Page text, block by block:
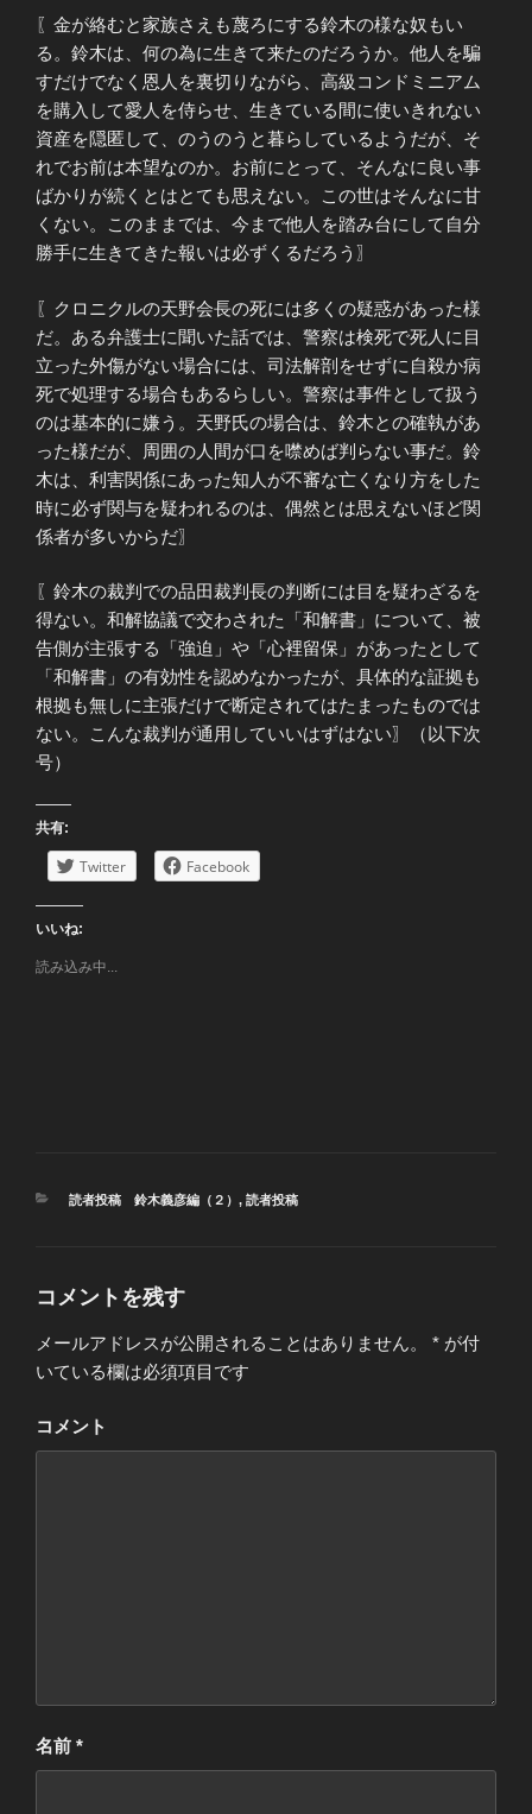
〖金が絡むと家族さえも蔑ろにする鈴木の様な奴もい
る。鈴木は、何の為に生きて来たのだろうか。他人を騙
すだけでなく恩人を裏切りながら、高級コンドミニアム
を購入して愛人を侍らせ、生きている間に使いきれない
資産を隠匿して、のうのうと暮らしているようだが、そ
れでお前は本望なのか。お前にとって、そんなに良い事
ばかりが続くとはとても思えない。この世はそんなに甘
くない。このままでは、今まで他人を踏み台にして自分
勝手に生きてきた報いは必ずくるだろう〗
〖クロニクルの天野会長の死には多くの疑惑があった様
だ。ある弁護士に聞いた話では、警察は検死で死人に目
立った外傷がない場合には、司法解剖をせずに自殺か病
死で処理する場合もあるらしい。警察は事件として扱う
のは基本的に嫌う。天野氏の場合は、鈴木との確執があ
った様だが、周囲の人間が口を噤めば判らない事だ。鈴
木は、利害関係にあった知人が不審な亡くなり方をした
時に必ず関与を疑われるのは、偶然とは思えないほど関
係者が多いからだ〗
〖鈴木の裁判での品田裁判長の判断には目を疑わざるを
得ない。和解協議で交わされた「和解書」について、被
告側が主張する「強迫」や「心裡留保」があったとして
「和解書」の有効性を認めなかったが、具体的な証拠も
根拠も無しに主張だけで断定されてはたまったものでは
ない。こんな裁判が通用していいはずはない〗（以下次
号）
共有:
Twitter Facebook
いいね:
読み込み中...
カ
読者投稿 鈴木義彦編（２） , 読者投稿
コメントを残す
メールアドレスが公開されることはありません。 * が付
いている欄は必須項目です
コメント
名前 *